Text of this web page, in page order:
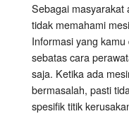
Sebagai masyarakat
tidak memahami
Informasi yang
sebatas cara
saja. Ketika ada
bermasalah, pasti
spesifik titik